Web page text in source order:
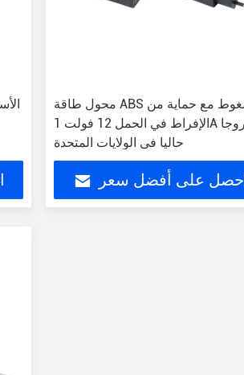
محول طاقة ABS مضغوط مع حماية من
الإفراط في الحمل 12 فولت 1A خروجا
حاليا في الولايات المتحدة
احصل على أفضل سعر